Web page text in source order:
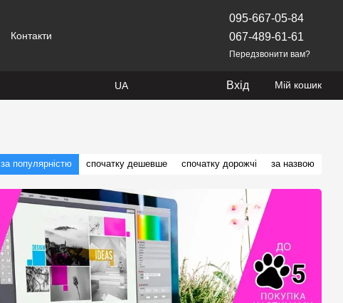
Контакти
095-667-05-84
067-489-61-61
Передзвонити вам?
UA Вхід Мій кошик
за популярністю спочатку дешевше спочатку дорожчі за назвою